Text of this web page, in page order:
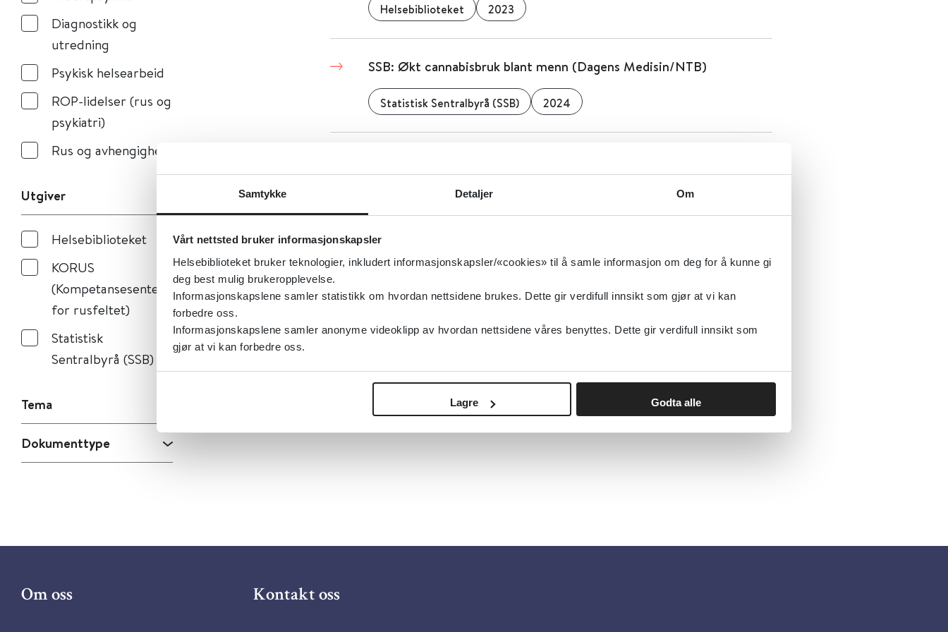
Samtykke Detaljer Om
Vårt nettsted bruker informasjonskapsler
Helsebiblioteket bruker teknologier, inkludert informasjonskapsler/«cookies» til å samle informasjon om deg for å kunne gi
deg best mulig brukeropplevelse.
Informasjonskapslene samler statistikk om hvordan nettsidene brukes. Dette gir verdifull innsikt som gjør at vi kan
forbedre oss.
Informasjonskapslene samler anonyme videoklipp av hvordan nettsidene våres benyttes. Dette gir verdifull innsikt som
gjør at vi kan forbedre oss.
Lagre Godta alle
Diagnostikk og
utredning
Psykisk helsearbeid
ROP-lidelser (rus og
psykiatri)
Rus og avhengighet
Utgiver
Helsebiblioteket
KORUS
(Kompetansesenter
for rusfeltet)
Statistisk
Sentralbyrå (SSB)
Tema
Dokumenttype
Helsebiblioteket 2023
SSB: Økt cannabisbruk blant menn (Dagens Medisin/NTB)
Statistisk Sentralbyrå (SSB) 2024
Skåringsverktøy for rus- og avhengighetsproblematikk
2025
KORUS (Kompetansesenter for rusfeltet) 2026
Om oss Kontakt oss